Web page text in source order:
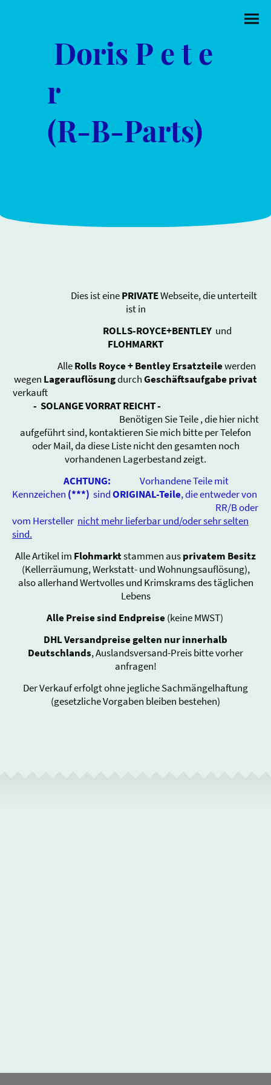
Doris P e t e
r
(R-B-Parts)
Dies ist einePRIVATEWebseite, die unterteilt
ist in
ROLLS-ROYCE+BENTLEY und
FLOHMARKT
AlleRolls Royce + Bentley Ersatzteilewerden
wegen LagerauflösungdurchGeschäftsaufgabeprivat
verkauft
- SOLANGE VORRAT REICHT -
Benötigen Sie Teile , die hier nicht
aufgeführt sind, kontaktieren Sie mich bitte per Telefon
oder Mail, da diese Liste nicht den gesamten noch
vorhandenen Lagerbestand zeigt.
ACHTUNG: Vorhandene Teile mit
Kennzeichen (***) sindORIGINAL-Teile, die entweder von
RR/B oder
vom Hersteller nicht mehr lieferbar und/oder sehr selten
sind.
Alle Artikel im Flohmarktstammen ausprivatem Besitz
(Kellerräumung, Werkstatt- und Wohnungsauflösung),
also allerhand Wertvolles und Krimskrams des täglichen
Lebens
Alle Preise sind Endpreise(keine MWST)
DHL Versandpreise gelten nur innerhalb
Deutschlands, Auslandsversand-Preis bitte vorher
anfragen!
Der Verkauf erfolgt ohne jegliche Sachmängelhaftung
(gesetzliche Vorgaben bleiben bestehen)